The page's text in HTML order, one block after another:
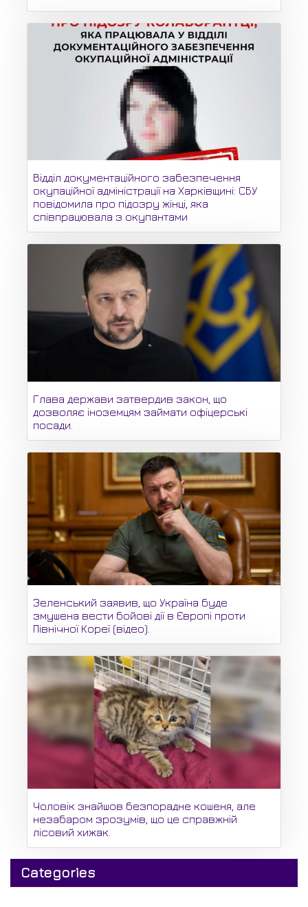
Відділ документаційного забезпечення
окупаційної адміністрації на Харківщині: СБУ
повідомила про підозру жінці, яка
співпрацювала з окупантами
Глава держави затвердив закон, що
дозволяє іноземцям займати офіцерські
посади.
Зеленський заявив, що Україна буде
змушена вести бойові дії в Європі проти
Північної Кореї (відео).
Чоловік знайшов безпорадне кошеня, але
незабаром зрозумів, що це справжній
лісовий хижак.
Categories